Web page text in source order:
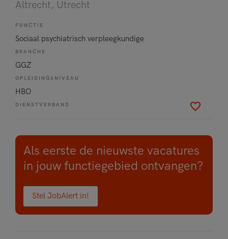
Altrecht, Utrecht
FUNCTIE
Sociaal psychiatrisch verpleegkundige
BRANCHE
GGZ
OPLEIDINGSNIVEAU
HBO
DIENSTVERBAND
Als eerste de nieuwste vacatures
in jouw functiegebied ontvangen?
Stel JobAlert in!